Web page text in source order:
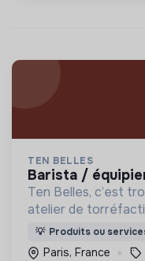
TEN BELLES
barista /
Ten Belles, c’est
atelier de
fournil artisanal,
régénérative.
💡 Produits ou
Paris, France